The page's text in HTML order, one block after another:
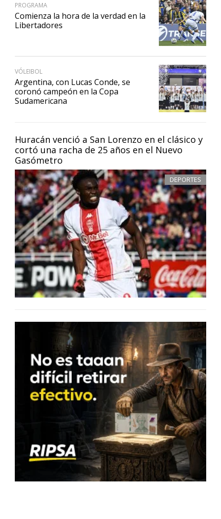
Huracán venció a San Lorenzo en el clásico y
cortó una racha de 25 años en el Nuevo
Gasómetro
DEPORTES
PROGRAMA
Comienza la hora de la verdad en la
Libertadores
VÓLEIBOL
Argentina, con Lucas Conde, se
coronó campeón en la Copa
Sudamericana